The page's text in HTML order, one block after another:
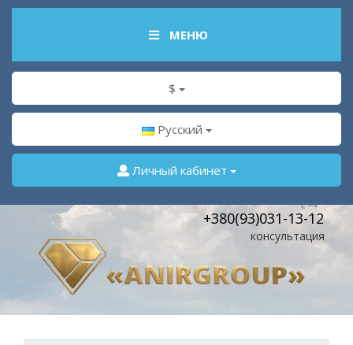
МЕНЮ
$
Русский
Личный кабинет
+380(93)031-13-12
консультация